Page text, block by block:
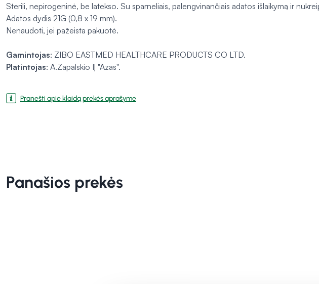
Sterili, nepirogeninė, be latekso. Su sparneliais, palengvinančiais adatos išlaikymą ir
Adatos dydis 21G (0,8 x 19 mm).
Nenaudoti, jei pažeista pakuotė.
Gamintojas: ZIBO EASTMED HEALTHCARE PRODUCTS CO LTD.
Platintojas: A.Zapalskio IĮ "Azas".
Pranešti apie klaidą prekės aprašyme
Panašios prekės